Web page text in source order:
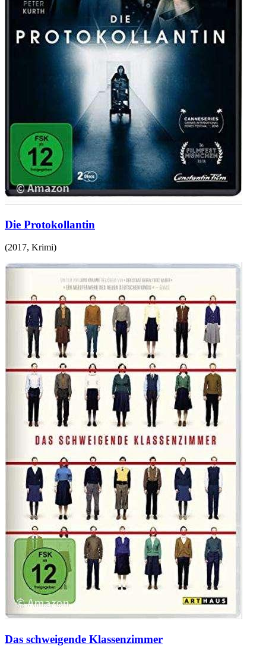
Die Protokollantin
(2017, Krimi)
Das schweigende Klassenzimmer